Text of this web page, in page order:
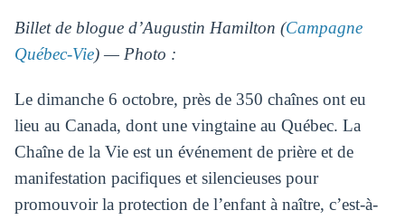
Billet de blogue d’Augustin Hamilton (Campagne
Québec-Vie) — Photo :
Le dimanche 6 octobre, près de 350 chaînes ont eu
lieu au Canada, dont une vingtaine au Québec. La
Chaîne de la Vie est un événement de prière et de
manifestation pacifiques et silencieuses pour
promouvoir la protection de l’enfant à naître, c’est-à-